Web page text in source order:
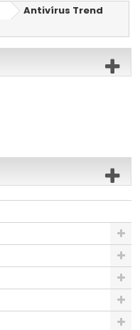
Antivírus Trend